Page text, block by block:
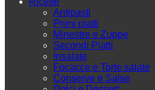
Antipasti
Primi piatti
Minestre e Zuppe
Secondi Piatti
Insalate
Focacce e Torte salate
Conserve e Salse